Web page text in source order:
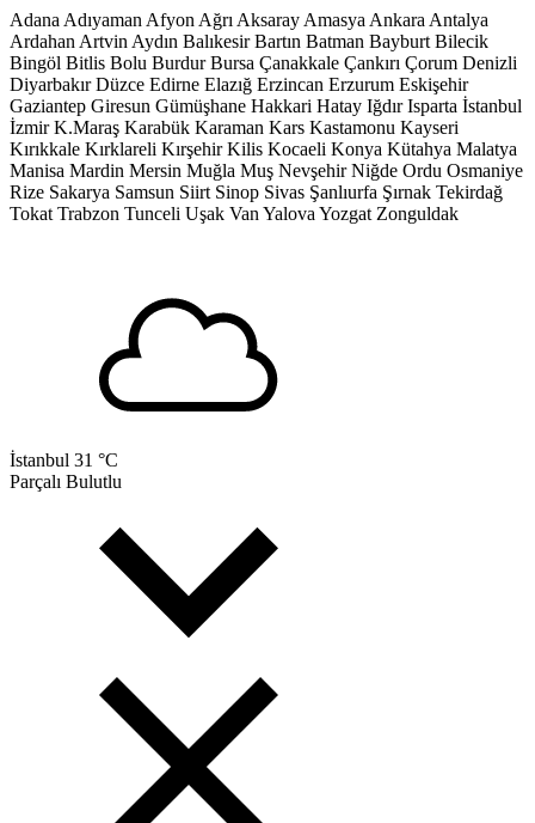
Adana Adıyaman Afyon Ağrı Aksaray Amasya Ankara Antalya
Ardahan Artvin Aydın Balıkesir Bartın Batman Bayburt Bilecik
Bingöl Bitlis Bolu Burdur Bursa Çanakkale Çankırı Çorum Denizli
Diyarbakır Düzce Edirne Elazığ Erzincan Erzurum Eskişehir
Gaziantep Giresun Gümüşhane Hakkari Hatay Iğdır Isparta İstanbul
İzmir K.Maraş Karabük Karaman Kars Kastamonu Kayseri
Kırıkkale Kırklareli Kırşehir Kilis Kocaeli Konya Kütahya Malatya
Manisa Mardin Mersin Muğla Muş Nevşehir Niğde Ordu Osmaniye
Rize Sakarya Samsun Siirt Sinop Sivas Şanlıurfa Şırnak Tekirdağ
Tokat Trabzon Tunceli Uşak Van Yalova Yozgat Zonguldak
İstanbul 31 °C
Parçalı Bulutlu